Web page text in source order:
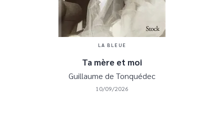
LA BLEUE
Ta mère et moi
Guillaume de Tonquédec
10/09/2026